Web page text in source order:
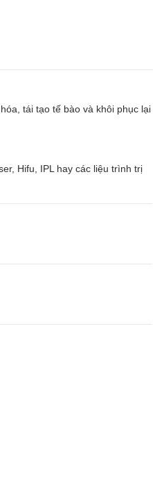
tái tạo tế bào và khôi phục lại
Hifu, IPL hay các liệu trình trị